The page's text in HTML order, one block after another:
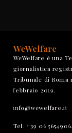
WeWelfare
WeWelfare è una
giornalistica
Tribunale di Roma
febbraio 2019.
info@wewelfare.it
Tel. +39 06